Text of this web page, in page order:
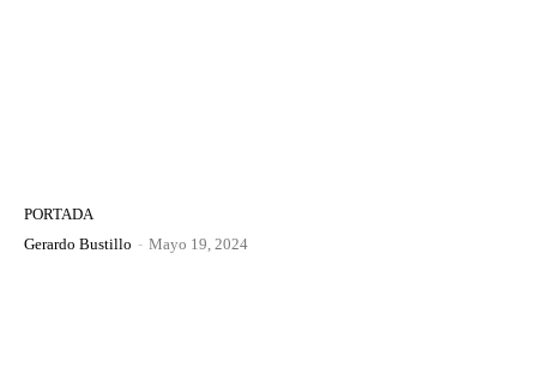
PORTADA
Gerardo Bustillo - Mayo 19, 2024